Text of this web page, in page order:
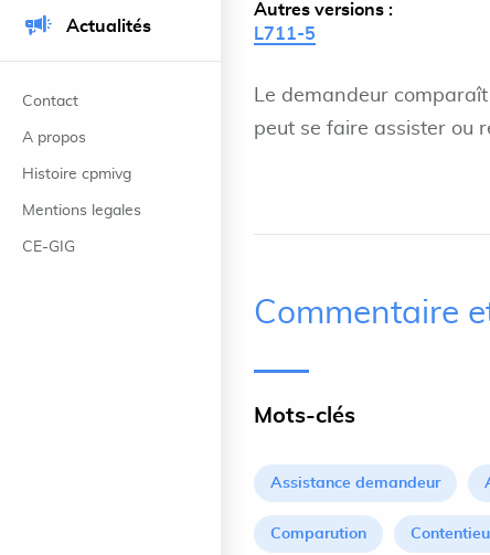
Actualités
Contact
A propos
Histoire cpmivg
Mentions legales
CE-GIG
Autres versions :
L711-5
Le demandeur
peut se faire assister ou
Commentaire
Mots-clés
Assistance demandeur
Comparution